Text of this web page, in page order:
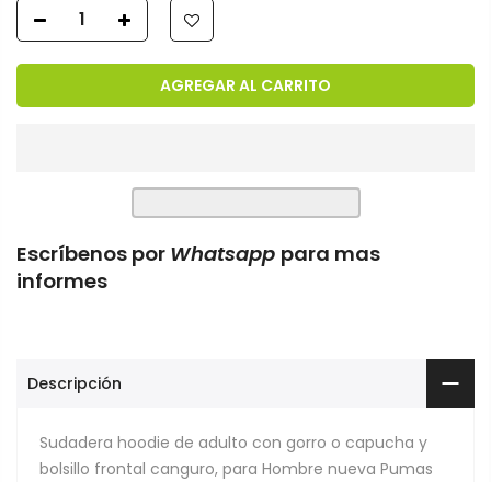
AGREGAR AL CARRITO
Escríbenos por Whatsapp para mas
informes
Descripción
Sudadera hoodie de adulto con gorro o capucha y
bolsillo frontal canguro, para Hombre nueva Pumas